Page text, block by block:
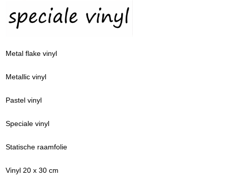
Metal flake vinyl
Metallic vinyl
Pastel vinyl
Speciale vinyl
Statische raamfolie
Vinyl 20 x 30 cm